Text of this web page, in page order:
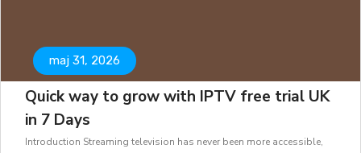
maj 31, 2026
Quick way to grow with IPTV free trial UK
in 7 Days
Introduction Streaming television has never been more accessible,